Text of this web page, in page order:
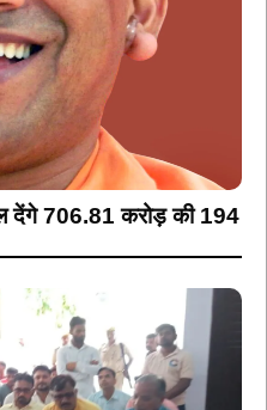
देंगे 706.81 करोड़ की 194